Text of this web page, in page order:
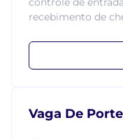
recebimento de
Vaga De